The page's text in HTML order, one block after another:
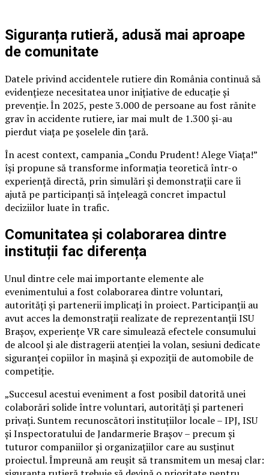
Siguranța rutieră, adusă mai aproape
de comunitate
Datele privind accidentele rutiere din România continuă să
evidențieze necesitatea unor inițiative de educație și
prevenție. În 2025, peste 3.000 de persoane au fost rănite
grav în accidente rutiere, iar mai mult de 1.300 și-au
pierdut viața pe șoselele din țară.
În acest context, campania „Condu Prudent! Alege Viața!”
își propune să transforme informația teoretică într-o
experiență directă, prin simulări și demonstrații care îi
ajută pe participanți să înțeleagă concret impactul
deciziilor luate în trafic.
Comunitatea și colaborarea dintre
instituții fac diferența
Unul dintre cele mai importante elemente ale
evenimentului a fost colaborarea dintre voluntari,
autorități și partenerii implicați în proiect. Participanții au
avut acces la demonstrații realizate de reprezentanții ISU
Brașov, experiențe VR care simulează efectele consumului
de alcool și ale distragerii atenției la volan, sesiuni dedicate
siguranței copiilor în mașină și expoziții de automobile de
competiție.
„Succesul acestui eveniment a fost posibil datorită unei
colaborări solide între voluntari, autorități și parteneri
privați. Suntem recunoscători instituțiilor locale – IPJ, ISU
și Inspectoratului de Jandarmerie Brașov – precum și
tuturor companiilor și organizațiilor care au susținut
proiectul. Împreună am reușit să transmitem un mesaj clar: